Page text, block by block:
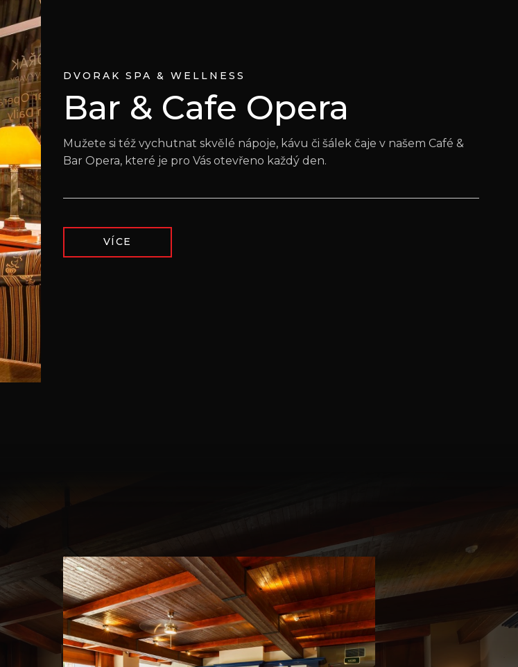
DVORAK SPA & WELLNESS
Bar & Cafe Opera
Mužete si též vychutnat skvělé nápoje, kávu či šálek čaje v našem Café &
Bar Opera, které je pro Vás otevřeno každý den.
VÍCE